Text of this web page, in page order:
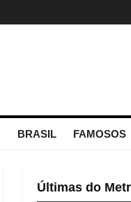
BRASIL FAMOSOS
Últimas do